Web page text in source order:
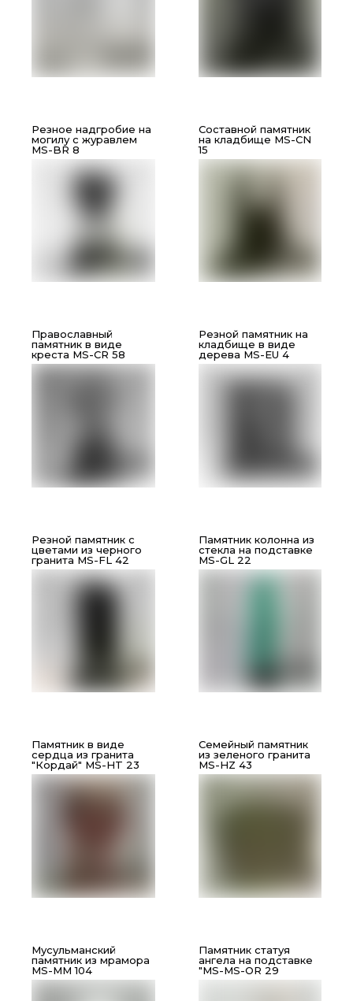
Резное надгробие на
могилу с журавлем
MS-BR 8
Составной памятник
на кладбище MS-CN
15
Православный
памятник в виде
креста MS-CR 58
Резной памятник на
кладбище в виде
дерева MS-EU 4
Резной памятник с
цветами из черного
гранита MS-FL 42
Памятник колонна из
стекла на подставке
MS-GL 22
Памятник в виде
сердца из гранита
"Кордай" MS-HT 23
Семейный памятник
из зеленого гранита
MS-HZ 43
Мусульманский
памятник из мрамора
MS-MM 104
Памятник статуя
ангела на подставке
"MS-MS-OR 29